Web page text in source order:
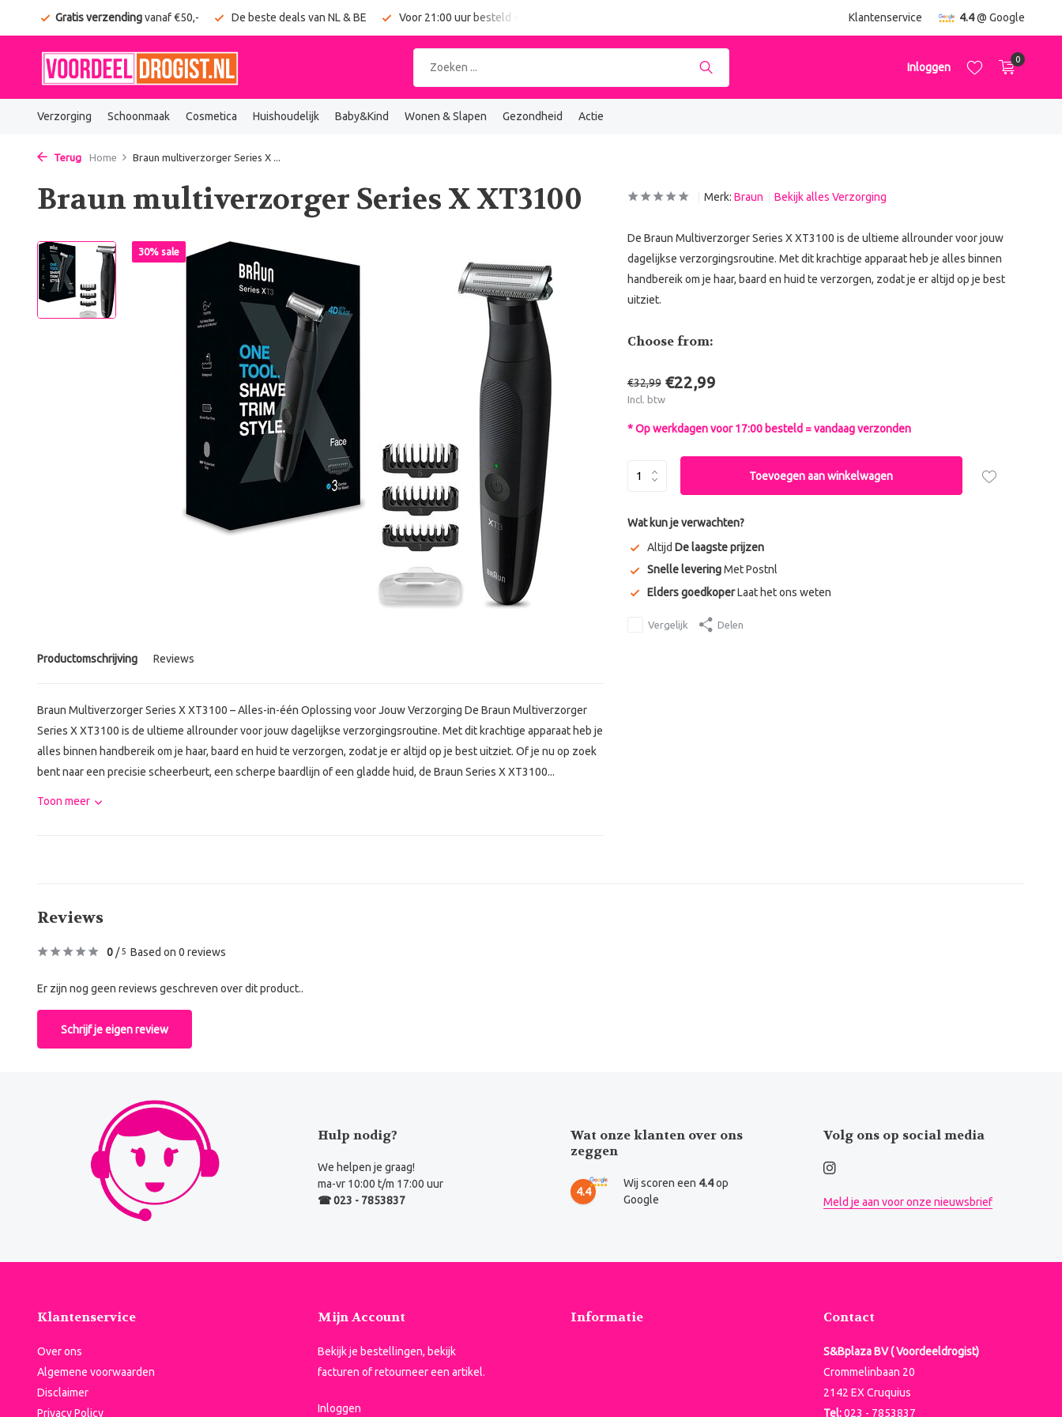
Gratis verzendingvanaf €50,- De beste deals van NL & BE Voor 21:00 uur besteld = vandaag verzonden Klantenservice 4.4@ Google
Inloggen
0
Verzorging Schoonmaak Cosmetica Huishoudelijk Baby&Kind Wonen & Slapen Gezondheid Actie
Terug Home Braun multiverzorger Series X ...
Braun multiverzorger Series X XT3100
30% sale
Productomschrijving Reviews
Braun Multiverzorger Series X XT3100 – Alles-in-één Oplossing voor Jouw Verzorging De Braun Multiverzorger
Series X XT3100 is de ultieme allrounder voor jouw dagelijkse verzorgingsroutine. Met dit krachtige apparaat heb je
alles binnen handbereik om je haar, baard en huid te verzorgen, zodat je er altijd op je best uitziet. Of je nu op zoek
bent naar een precisie scheerbeurt, een scherpe baardlijn of een gladde huid, de Braun Series X XT3100...
Toon meer
Merk: Braun Bekijk alles Verzorging
De Braun Multiverzorger Series X XT3100 is de ultieme allrounder voor jouw
dagelijkse verzorgingsroutine. Met dit krachtige apparaat heb je alles binnen
handbereik om je haar, baard en huid te verzorgen, zodat je er altijd op je best
uitziet.
Choose from:
€32,99 €22,99
Incl. btw
* Op werkdagen voor 17:00 besteld = vandaag verzonden
Toevoegen aan winkelwagen
Wat kun je verwachten?
Altijd De laagste prijzen
Snelle leveringMet Postnl
Elders goedkoperLaat het ons weten
Vergelijk Delen
Reviews
0 /5 Based on 0 reviews
Er zijn nog geen reviews geschreven over dit product..
Schrijf je eigen review
Hulp nodig?
We helpen je graag!
ma-vr 10:00 t/m 17:00 uur
☎ 023 - 7853837
Wat onze klanten over ons
zeggen
4.4
Wij scoren een 4.4op
Google
Volg ons op social media
Meld je aan voor onze nieuwsbrief
Klantenservice
Over ons
Algemene voorwaarden
Disclaimer
Privacy Policy
Mijn Account
Bekijk je bestellingen, bekijk
facturen of retourneer een artikel.
Inloggen
Informatie Contact
S&Bplaza BV ( Voordeeldrogist)
Crommelinbaan 20
2142 EX Cruquius
Tel:023 - 7853837